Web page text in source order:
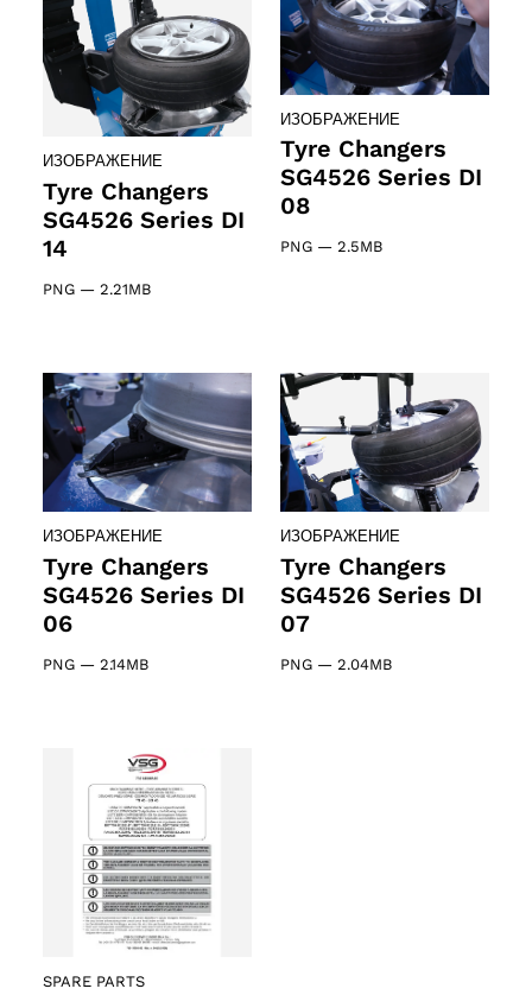
ИЗОБРАЖЕНИЕ
Tyre Changers
SG4526 Series DI
14
PNG — 2.21MB
ИЗОБРАЖЕНИЕ
Tyre Changers
SG4526 Series DI
08
PNG — 2.5MB
ИЗОБРАЖЕНИЕ
Tyre Changers
SG4526 Series DI
06
PNG — 2.14MB
ИЗОБРАЖЕНИЕ
Tyre Changers
SG4526 Series DI
07
PNG — 2.04MB
SPARE PARTS